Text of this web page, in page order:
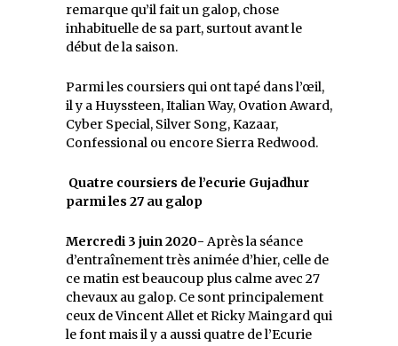
remarque qu’il fait un galop, chose
inhabituelle de sa part, surtout avant le
début de la saison.
Parmi les coursiers qui ont tapé dans l’œil,
il y a Huyssteen, Italian Way, Ovation Award,
Cyber Special, Silver Song, Kazaar,
Confessional ou encore Sierra Redwood.
Quatre coursiers de l’ecurie Gujadhur
parmi les 27 au galop
Mercredi 3 juin 2020- Après la séance
d’entraînement très animée d’hier, celle de
ce matin est beaucoup plus calme avec 27
chevaux au galop. Ce sont principalement
ceux de Vincent Allet et Ricky Maingard qui
le font mais il y a aussi quatre de l’Ecurie